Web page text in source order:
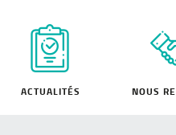
ACTUALITÉS NOUS